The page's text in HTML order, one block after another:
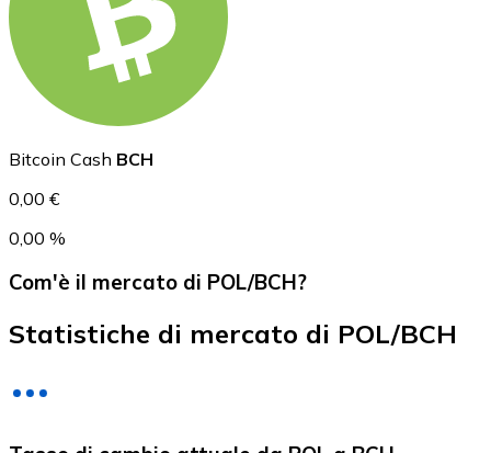
USD Coin
USDC
Bitcoin Cash BCH
0,00 €
0,00 %
Com'è il mercato di POL/BCH?
Statistiche di mercato di POL/BCH